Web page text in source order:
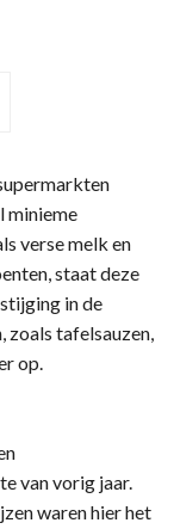
minieme
verse melk en
staat deze
in de
zoals tafelsauzen,
op.
van vorig jaar.
waren hier het